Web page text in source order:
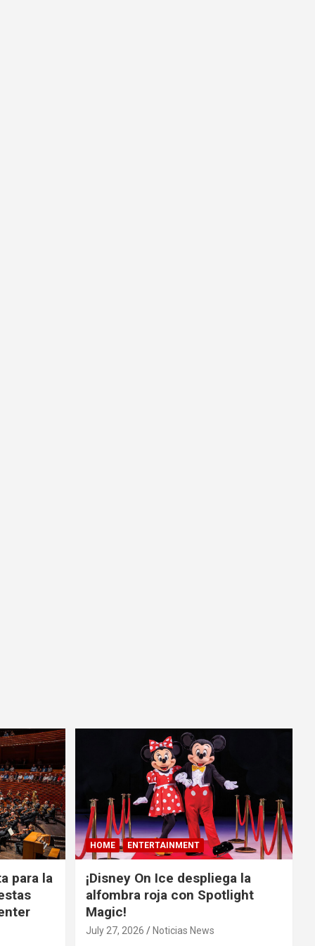
para la
HOME ENTERTAINMENT
¡Disney On Ice despliega la
alfombra roja con Spotlight
Magic!
July 27, 2026 Noticias News